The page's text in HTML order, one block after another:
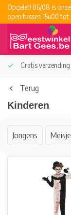
Opgelet! 06/08 is
open tussen 15u00 tot
Gratis
Terug
Kinderen
Jongens